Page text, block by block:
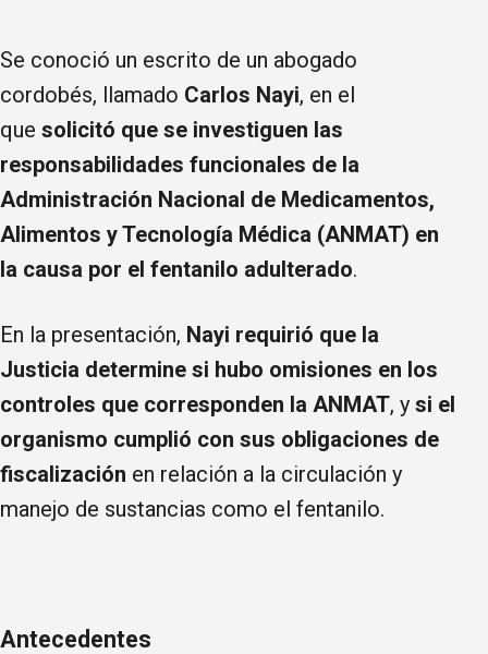
Se conoció un escrito de un abogado
cordobés, llamado Carlos Nayi, en el
que solicitó que se investiguen las
responsabilidades funcionales de la
Administración Nacional de Medicamentos,
Alimentos y Tecnología Médica (ANMAT) en
la causa por el fentanilo adulterado.
En la presentación, Nayi requirió que la
Justicia determine si hubo omisiones en los
controles que corresponden la ANMAT, y si el
organismo cumplió con sus obligaciones de
fiscalización en relación a la circulación y
manejo de sustancias como el fentanilo.
Antecedentes